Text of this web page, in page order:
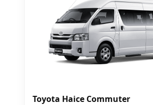
Toyota Haice Commuter